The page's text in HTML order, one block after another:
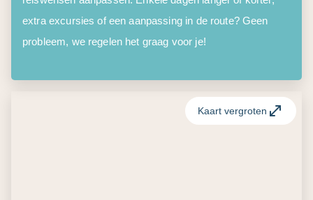
extra excursies of een aanpassing in de route? Geen
probleem, we regelen het graag voor je!
Kaart vergroten